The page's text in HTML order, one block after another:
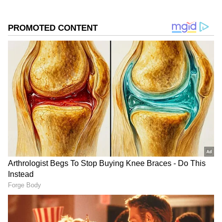
DOWNLOAD APP
வணிகம்(Business Ideas in Tamil),
வங்கிகள்(Banking News) , நிதி, இந்திய